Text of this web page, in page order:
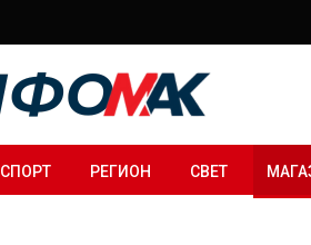
СПОРТ РЕГИОН СВЕТ